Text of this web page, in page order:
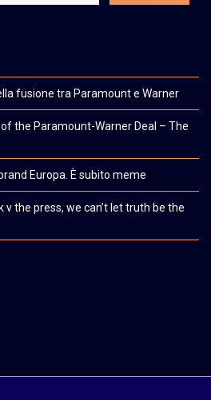
fusione tra Paramount e Warner
of the Paramount-Warner Deal – The
Europa. È subito meme
v the press, we can’t let truth be the